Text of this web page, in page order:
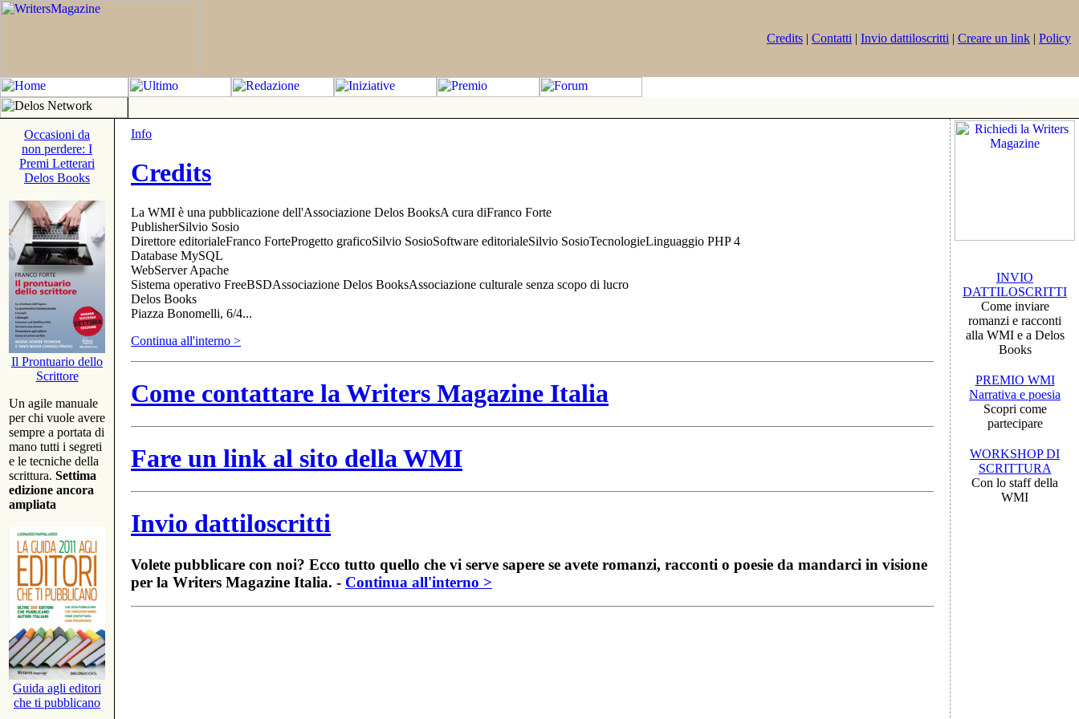
Credits | Contatti | Invio dattiloscritti | Creare un link | Policy
Occasioni da
non perdere: I
Premi Letterari
Delos Books
Il Prontuario dello
Scrittore
Un agile manuale
per chi vuole avere
sempre a portata di
mano tutti i segreti
e le tecniche della
scrittura. Settima
edizione ancora
ampliata
Guida agli editori
che ti pubblicano
Info
Credits
La WMI è una pubblicazione dell'Associazione Delos BooksA cura diFranco Forte
PublisherSilvio Sosio
Direttore editorialeFranco ForteProgetto graficoSilvio SosioSoftware editorialeSilvio SosioTecnologieLinguaggio PHP 4
Database MySQL
WebServer Apache
Sistema operativo FreeBSDAssociazione Delos BooksAssociazione culturale senza scopo di lucro
Delos Books
Piazza Bonomelli, 6/4...
Continua all'interno >
Come contattare la Writers Magazine Italia
Fare un link al sito della WMI
Invio dattiloscritti
Volete pubblicare con noi? Ecco tutto quello che vi serve sapere se avete romanzi, racconti o poesie da mandarci in visione
per la Writers Magazine Italia. - Continua all'interno >
INVIO
DATTILOSCRITTI
Come inviare
romanzi e racconti
alla WMI e a Delos
Books
PREMIO WMI
Narrativa e poesia
Scopri come
partecipare
WORKSHOP DI
SCRITTURA
Con lo staff della
WMI